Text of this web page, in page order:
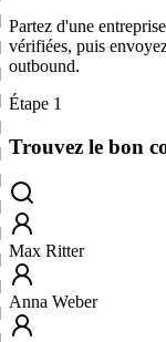
Partez d'une
vérifiées, puis
outbound.
Étape 1
Trouvez le bon
Max Ritter
Anna Weber